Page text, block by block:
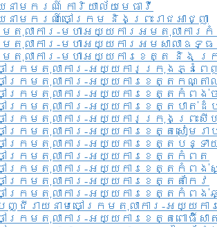
ាមករណ៍ ការិយាល័យ​មេធាវី​
នាមករណ៍​ចៅក្រម និងព្រះរាជអាជ្ញា
តុលាការ-មហាអយ្យការអមតុលាការ
តុលាការ-មហាអយ្យការអមសាលាឧទ្
មតុលាការ-មហាអយ្យការខេត្ត និង ក្
ៅក្រមតុលាការ-អយ្យការក្រុងភ្នំពេ
ៅក្រមតុលាការ-អយ្យការខេត្តកណ្តា
ៅក្រមតុលាការ-អយ្យការខេត្តកំពង់ច
ៅក្រមតុលាការ-អយ្យការខេត្តបាត់ដំ
ៅក្រមតុលាការ-អយ្យការ​ក្រុងព្រះសី
ៅក្រមតុលាការ-អយ្យការខេត្តសៀមរា
ៅក្រមតុលាការ-អយ្យការខេត្តបន្ទា
ៅក្រមតុលាការ-អយ្យការខេត្តកំពត
ៅក្រមតុលាការ-អយ្យការខេត្តកំពង់
ៅក្រមតុលាការ-អយ្យការខេត្តតាកែវ
ៅក្រមតុលាការ-អយ្យការខេត្តកំពង់
ញ្ជីរាយនាមចៅក្រមតុលាការ-អយ្យក
ៅក្រមតុលាការ-អយ្យការខេត្តពោធិ៍សា